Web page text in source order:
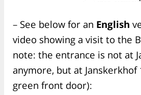
– See below for an English
video showing a visit to the
note: the entrance is not at
anymore, but at
green front door):